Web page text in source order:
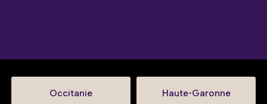
Occitanie Haute-Garonne